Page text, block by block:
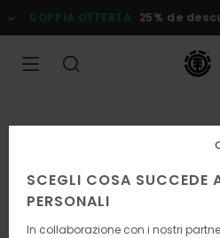
alle
informazioni
prodotto
DOPPIA OFFERTA 25% de
SCEGLI COSA SUCCEDE
PERSONALI
In collaborazione con i nostri